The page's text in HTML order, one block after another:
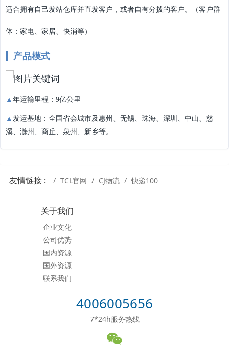
适合拥有自己发站仓库并直发客户，或者自有分拨的客户。（客户群
体：家电、家居、快消等）
产品模式
▲ 年运输里程：9亿公里
▲ 发运基地：全国省会城市及惠州、无锡、珠海、深圳、中山、慈
溪、滁州、商丘、泉州、新乡等。
友情链接 : TCL官网 CJ物流 快递100
关于我们
企业文化
公司优势
国内资源
国外资源
联系我们
4006005656
7*24h服务热线